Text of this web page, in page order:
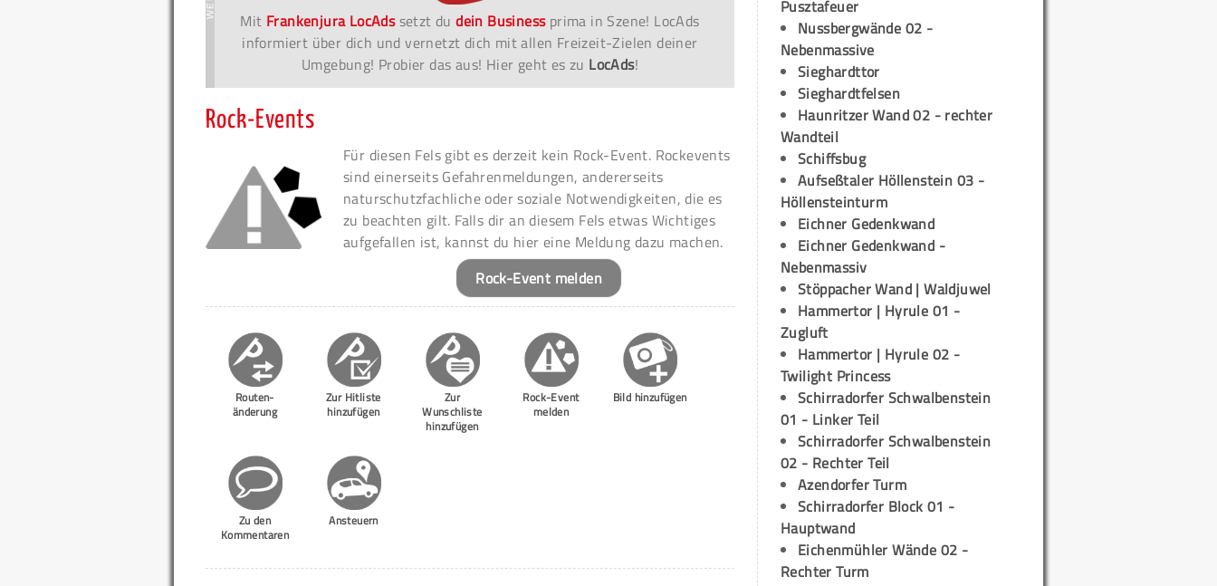
Mit Frankenjura LocAdssetzt dudein Businessprima in Szene! LocAds
informiert über dich und vernetzt dich mit allen Freizeit-Zielen deiner
Umgebung! Probier das aus! Hier geht es zu LocAds!
Rock-Events
Für diesen Fels gibt es derzeit kein Rock-Event. Rockevents
sind einerseits Gefahrenmeldungen, andererseits
naturschutzfachliche oder soziale Notwendigkeiten, die es
zu beachten gilt. Falls dir an diesem Fels etwas Wichtiges
aufgefallen ist, kannst du hier eine Meldung dazu machen.
Rock-Event melden
Routen-
änderung
Zur Hitliste
hinzufügen
Zur
Wunschliste
hinzufügen
Rock-Event
melden
Bild hinzufügen
Zu den
Kommentaren
Ansteuern
Pusztafeuer
Nussbergwände 02 -
Nebenmassive
Sieghardttor
Sieghardtfelsen
Haunritzer Wand 02 - rechter
Wandteil
Schiffsbug
Aufseßtaler Höllenstein 03 -
Höllensteinturm
Eichner Gedenkwand
Eichner Gedenkwand -
Nebenmassiv
Stöppacher Wand | Waldjuwel
Hammertor | Hyrule 01 -
Zugluft
Hammertor | Hyrule 02 -
Twilight Princess
Schirradorfer Schwalbenstein
01 - Linker Teil
Schirradorfer Schwalbenstein
02 - Rechter Teil
Azendorfer Turm
Schirradorfer Block 01 -
Hauptwand
Eichenmühler Wände 02 -
Rechter Turm